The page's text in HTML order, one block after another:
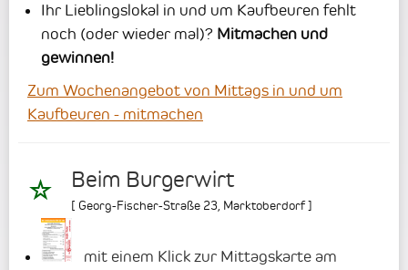
Ihr Lieblingslokal in und um Kaufbeuren fehlt
noch (oder wieder mal)? Mitmachen und
gewinnen!
Zum Wochenangebot von Mittags in und um
Kaufbeuren - mitmachen
Beim Burgerwirt
[ Georg-Fischer-Straße 23, Marktoberdorf]
mit einem Klick zur Mittagskarte am